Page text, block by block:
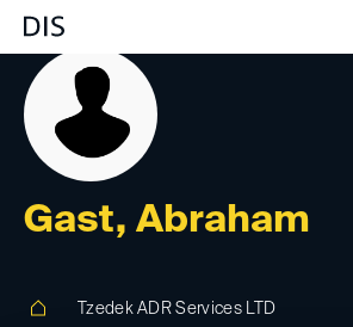
Gast, Abraham
Tzedek ADR Services LTD